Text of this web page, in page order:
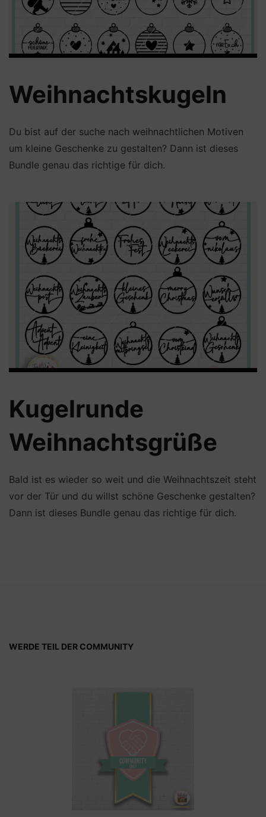
Weihnachtskugeln
Du bist auf der suche nach weihnachtlichen Motiven
um kleine Geschenke zu gestalten? Dann ist dieses
Bundle genau das richtige für dich.
Kugelrunde
Weihnachtsgrüße
Bald ist es wieder so weit und die Weihnachtszeit steht
vor der Tür und du willst schöne Geschenke gestalten?
Dann ist dieses Bundle genau das richtige für dich.
WERDE TEIL DER COMMUNITY